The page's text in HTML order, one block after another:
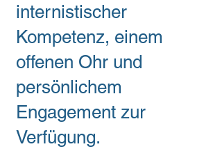
internistischer
Kompetenz, einem
offenen Ohr und
persönlichem
Engagement zur
Verfügung.